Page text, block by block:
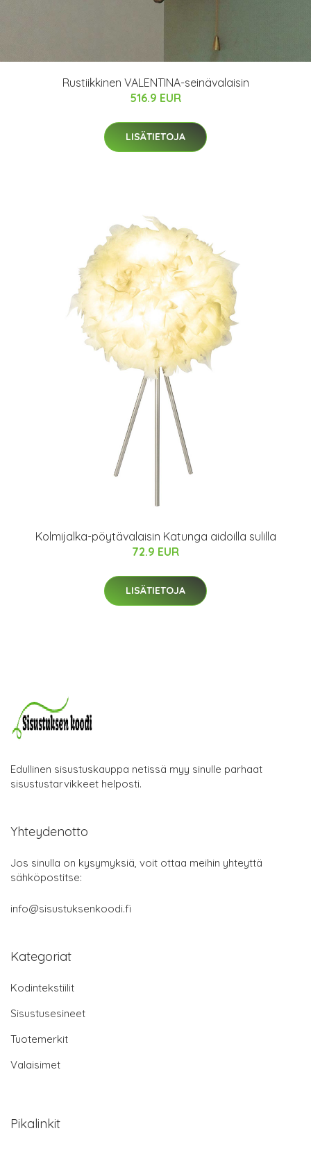
Rustiikkinen VALENTINA-seinävalaisin
516.9 EUR
LISÄTIETOJA
Kolmijalka-pöytävalaisin Katunga aidoilla sulilla
72.9 EUR
LISÄTIETOJA
Edullinen sisustuskauppa netissä myy sinulle parhaat
sisustustarvikkeet helposti.
Yhteydenotto
Jos sinulla on kysymyksiä, voit ottaa meihin yhteyttä
sähköpostitse:
info@sisustuksenkoodi.fi
Kategoriat
Kodintekstiilit
Sisustusesineet
Tuotemerkit
Valaisimet
Pikalinkit